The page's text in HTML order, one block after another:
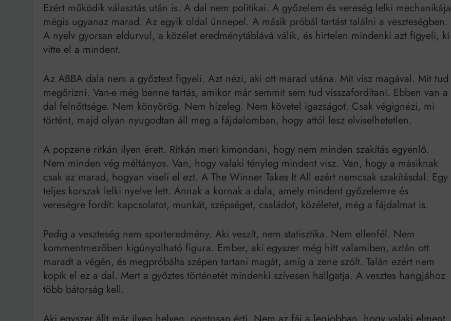
Ezért működik választás után is. A dal nem politikai. A győzelem és vereség lelki mechanikája
mégis ugyanaz marad. Az egyik oldal ünnepel. A másik próbál tartást találni a veszteségben.
A nyelv gyorsan eldurvul, a közélet eredménytáblává válik, és hirtelen mindenki azt figyeli, ki
vitte el a mindent.
Az ABBA dala nem a győztest figyeli. Azt nézi, aki ott marad utána. Mit visz magával. Mit tud
megőrizni. Van-e még benne tartás, amikor már semmit sem tud visszafordítani. Ebben van a
dal felnőttsége. Nem könyörög. Nem hízeleg. Nem követel igazságot. Csak végignézi, mi
történt, majd olyan nyugodtan áll meg a fájdalomban, hogy attól lesz elviselhetetlen.
A popzene ritkán ilyen érett. Ritkán meri kimondani, hogy nem minden szakítás egyenlő.
Nem minden vég méltányos. Van, hogy valaki tényleg mindent visz. Van, hogy a másiknak
csak az marad, hogyan viseli el ezt. A The Winner Takes It All ezért nemcsak szakításdal. Egy
teljes korszak lelki nyelve lett. Annak a kornak a dala, amely mindent győzelemre és
vereségre fordít: kapcsolatot, munkát, szépséget, családot, közéletet, még a fájdalmat is.
Pedig a veszteség nem sporteredmény. Aki veszít, nem statisztika. Nem ellenfél. Nem
kommentmezőben kigúnyolható figura. Ember, aki egyszer még hitt valamiben, aztán ott
maradt a végén, és megpróbálta szépen tartani magát, amíg a zene szólt. Talán ezért nem
kopik el ez a dal. Mert a győztes történetét mindenki szívesen hallgatja. A vesztes hangjához
több bátorság kell.